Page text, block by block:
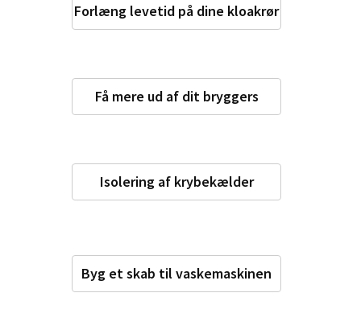
Forlæng levetid på dine kloakrør
Få mere ud af dit bryggers
Isolering af krybekælder
Byg et skab til vaskemaskinen